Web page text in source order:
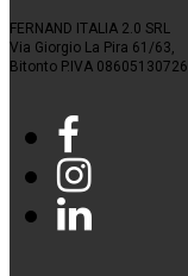
FERNAND ITALIA 2.0 SRL
Via Giorgio La Pira 61/63,
Bitonto P.IVA 08605130726